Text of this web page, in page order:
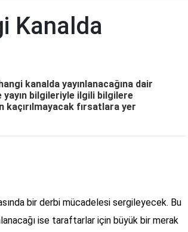
Kanalda
kanalda yayınlanacağına dair
bilgileriyle ilgili bilgilere
kaçırılmayacak fırsatlara yer
bir derbi mücadelesi sergileyecek. Bu
ise taraftarlar için büyük bir merak